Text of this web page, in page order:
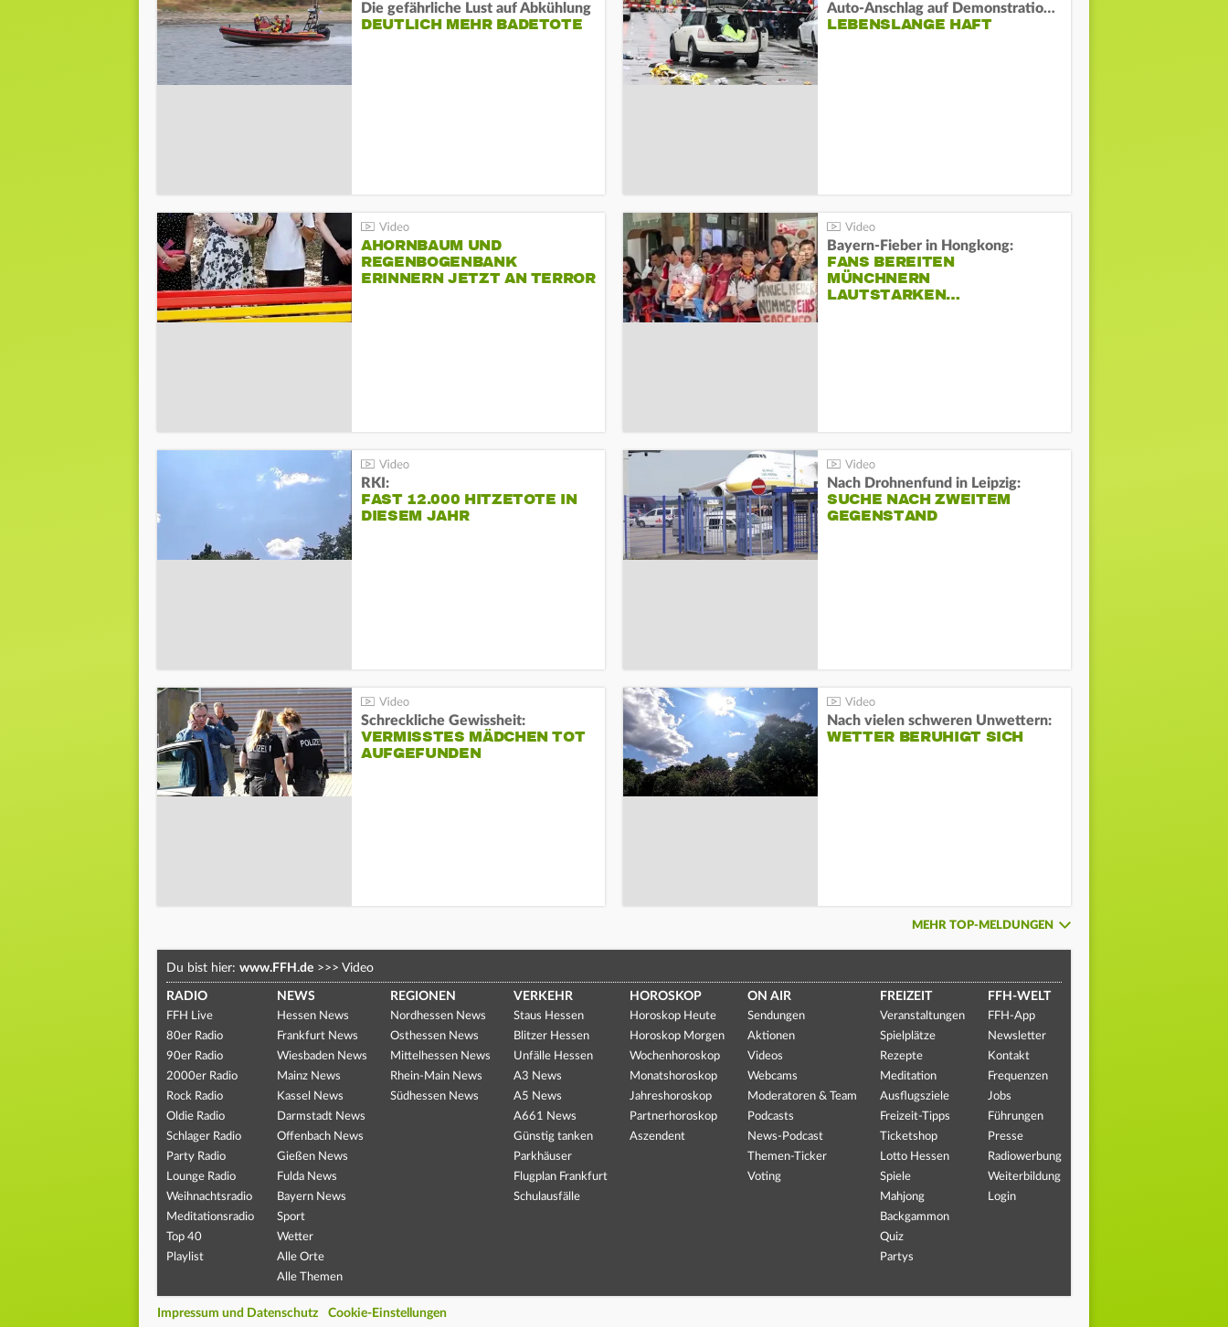
Die gefährliche Lust auf Abkühlung
DEUTLICH MEHR BADETOTE
Auto-Anschlag auf Demonstration in München:
LEBENSLANGE HAFT
AHORNBAUM UND
REGENBOGENBANK
ERINNERN JETZT AN TERROR
Bayern-Fieber in Hongkong:
FANS BEREITEN
MÜNCHNERN
LAUTSTARKEN…
RKI:
FAST 12.000 HITZETOTE IN
DIESEM JAHR
Nach Drohnenfund in Leipzig:
SUCHE NACH ZWEITEM
GEGENSTAND
Schreckliche Gewissheit:
VERMISSTES MÄDCHEN TOT
AUFGEFUNDEN
Nach vielen schweren Unwettern:
WETTER BERUHIGT SICH
MEHR TOP-MELDUNGEN
Du bist hier: www.FFH.de >>> Video
RADIO
FFH Live
80er Radio
90er Radio
2000er Radio
Rock Radio
Oldie Radio
Schlager Radio
Party Radio
Lounge Radio
Weihnachtsradio
Meditationsradio
Top 40
Playlist
NEWS
Hessen News
Frankfurt News
Wiesbaden News
Mainz News
Kassel News
Darmstadt News
Offenbach News
Gießen News
Fulda News
Bayern News
Sport
Wetter
Alle Orte
Alle Themen
REGIONEN
Nordhessen News
Osthessen News
Mittelhessen News
Rhein-Main News
Südhessen News
VERKEHR
Staus Hessen
Blitzer Hessen
Unfälle Hessen
A3 News
A5 News
A661 News
Günstig tanken
Parkhäuser
Flugplan Frankfurt
Schulausfälle
HOROSKOP
Horoskop Heute
Horoskop Morgen
Wochenhoroskop
Monatshoroskop
Jahreshoroskop
Partnerhoroskop
Aszendent
ON AIR
Sendungen
Aktionen
Videos
Webcams
Moderatoren & Team
Podcasts
News-Podcast
Themen-Ticker
Voting
FREIZEIT
Veranstaltungen
Spielplätze
Rezepte
Meditation
Ausflugsziele
Freizeit-Tipps
Ticketshop
Lotto Hessen
Spiele
Mahjong
Backgammon
Quiz
Partys
FFH-WELT
FFH-App
Newsletter
Kontakt
Frequenzen
Jobs
Führungen
Presse
Radiowerbung
Weiterbildung
Login
Impressum und Datenschutz Cookie-Einstellungen